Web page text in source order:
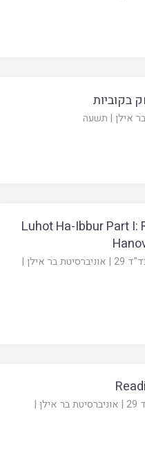
בקוביות
אילן | תשעה
Luhot Ha-Ibbur Part I:
29
| אוניברסיטת בר אילן |
| אוניברסיטת בר אילן |